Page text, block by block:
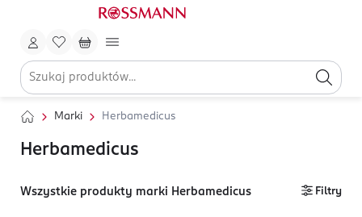
Marki Herbamedicus
Herbamedicus
Wszystkie produkty marki Herbamedicus Filtry